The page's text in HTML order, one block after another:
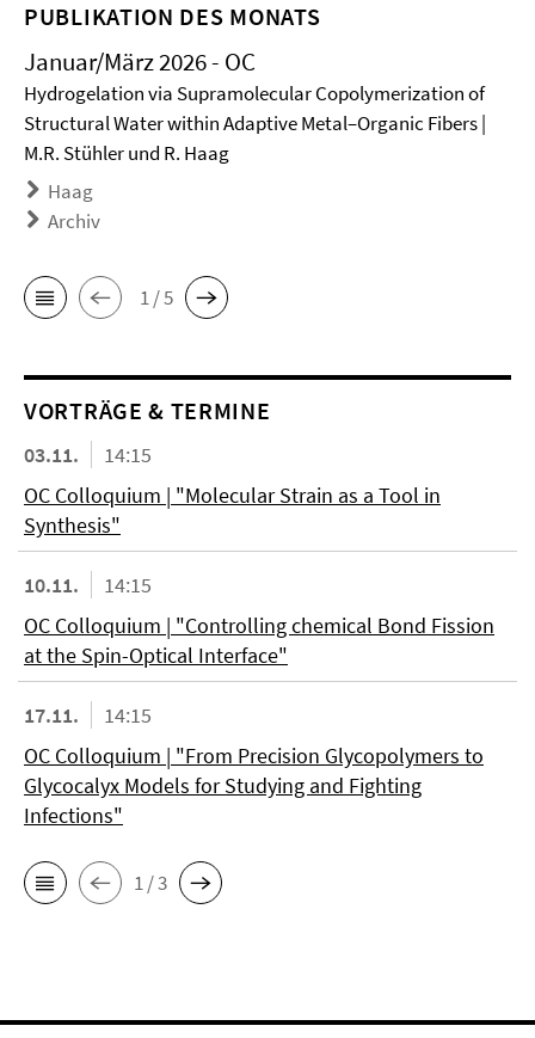
PUBLIKATION DES MONATS
Januar/März 2026 - OC
Hydrogelation via Supramolecular Copolymerization of
Structural Water within Adaptive Metal–Organic Fibers |
M.R. Stühler und R. Haag
Haag
Archiv
1 / 5
VORTRÄGE & TERMINE
03.11.
14:15
OC Colloquium | "Molecular Strain as a Tool in
Synthesis"
10.11.
14:15
OC Colloquium | "Controlling chemical Bond Fission
at the Spin-Optical Interface"
17.11.
14:15
OC Colloquium | "From Precision Glycopolymers to
Glycocalyx Models for Studying and Fighting
Infections"
1 / 3